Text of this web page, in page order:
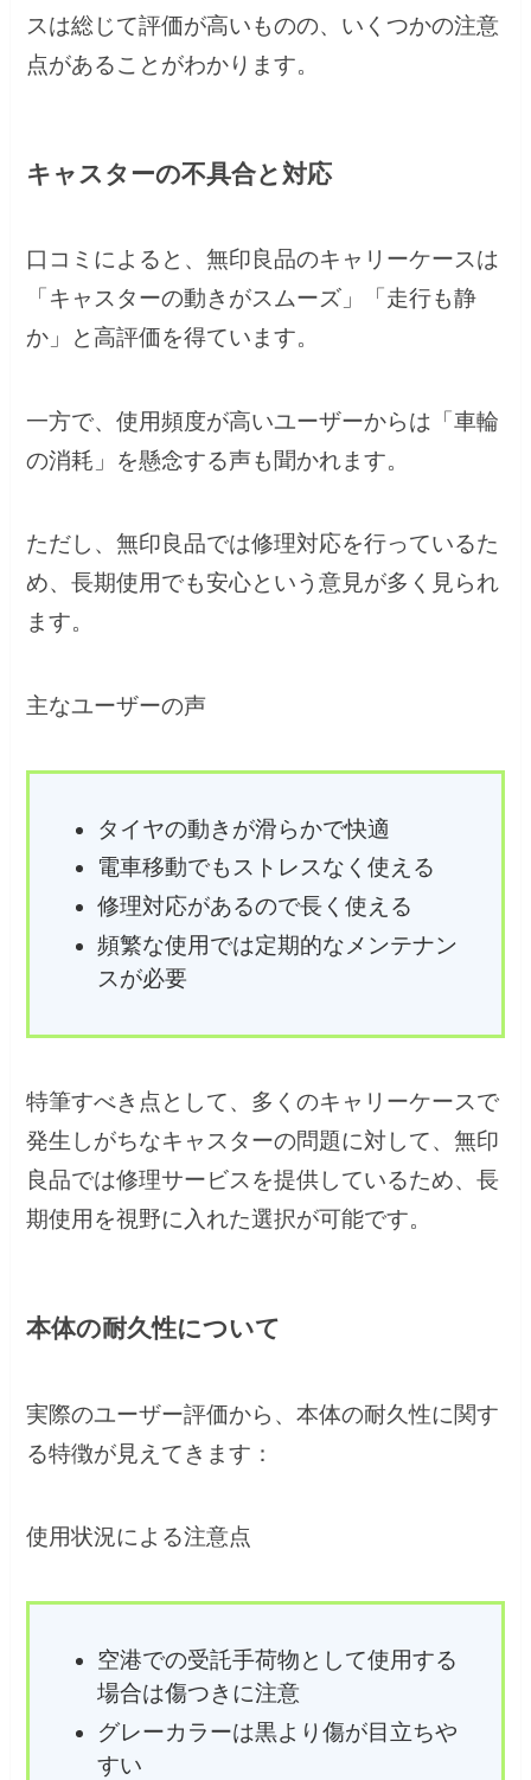
スは総じて評価が高いものの、いくつかの注意
点があることがわかります。
キャスターの不具合と対応
口コミによると、無印良品のキャリーケースは
「キャスターの動きがスムーズ」「走行も静
か」と高評価を得ています。
一方で、使用頻度が高いユーザーからは「車輪
の消耗」を懸念する声も聞かれます。
ただし、無印良品では修理対応を行っているた
め、長期使用でも安心という意見が多く見られ
ます。
主なユーザーの声
タイヤの動きが滑らかで快適
電車移動でもストレスなく使える
修理対応があるので長く使える
頻繁な使用では定期的なメンテナン
スが必要
特筆すべき点として、多くのキャリーケースで
発生しがちなキャスターの問題に対して、無印
良品では修理サービスを提供しているため、長
期使用を視野に入れた選択が可能です。
本体の耐久性について
実際のユーザー評価から、本体の耐久性に関す
る特徴が見えてきます：
使用状況による注意点
空港での受託手荷物として使用する
場合は傷つきに注意
グレーカラーは黒より傷が目立ちや
すい